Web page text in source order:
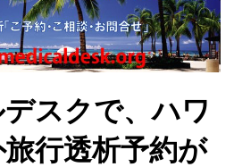
スクで、ハワ
行透析予約が